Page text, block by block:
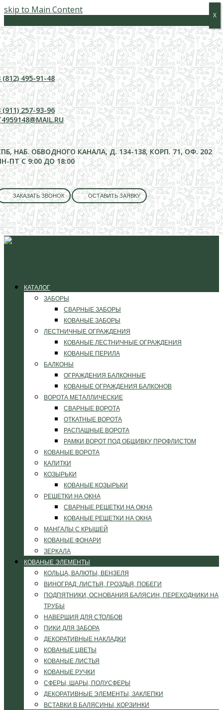
skip to Main Content
(812) 495-91-48
(911) 257-93-96
НАБ. ОБВОДНОГО КАНАЛА, Д. 134-138, КОРП. 71, ОФ. 202
ПТ С 9:00 ДО 18:00
ЗАКАЗАТЬ ЗВОНОК ОСТАВИТЬ ЗАЯВКУ
КАТАЛОГ
ЗАБОРЫ
СВАРНЫЕ ЗАБОРЫ
КОВАНЫЕ ЗАБОРЫ
ЛЕСТНИЧНЫЕ ОГРАЖДЕНИЯ
КОВАНЫЕ ЛЕСТНИЧНЫЕ ОГРАЖДЕНИЯ
КОВАНЫЕ ПЕРИЛА
БАЛКОНЫ
ОГРАЖДЕНИЯ БАЛКОННЫЕ
КОВАНЫЕ ОГРАЖДЕНИЯ БАЛКОНОВ
ВОРОТА МЕТАЛЛИЧЕСКИЕ
СВАРНЫЕ ВОРОТА
ОТКАТНЫЕ ВОРОТА
РАСПАШНЫЕ ВОРОТА
РАМКИ ВОРОТ ПОД ОБШИВКУ ПРОФЛИСТОМ
КОВАНЫЕ ВОРОТА
КАЛИТКИ
КОЗЫРЬКИ
КОВАНЫЕ КОЗЫРЬКИ
РЕШЕТКИ НА ОКНА
СВАРНЫЕ РЕШЕТКИ НА ОКНА
КОВАНЫЕ РЕШЕТКИ НА ОКНА
МАНГАЛЫ С КРЫШЕЙ
КОВАНЫЕ ФОНАРИ
ЗЕРКАЛА
КОВАНЫЕ ЭЛЕМЕНТЫ
КОЛЬЦА, ВАЛЮТЫ, ВЕНЗЕЛЯ
ВИНОГРАД: ЛИСТЬЯ, ГРОЗДЬЯ, ПОБЕГИ
ПОДПЯТНИКИ, ОСНОВАНИЯ БАЛЯСИН, ПЕРЕХОДНИКИ НА
ТРУБЫ
НАВЕРШИЯ ДЛЯ СТОЛБОВ
ПИКИ ДЛЯ ЗАБОРА
ДЕКОРАТИВНЫЕ НАКЛАДКИ
КОВАНЫЕ ЦВЕТЫ
КОВАНЫЕ ЛИСТЬЯ
КОВАНЫЕ РУЧКИ
СФЕРЫ, ШАРЫ, ПОЛУСФЕРЫ
ДЕКОРАТИВНЫЕ ЭЛЕМЕНТЫ, ЗАКЛЕПКИ
ВСТАВКИ В БАЛЯСИНЫ, КОРЗИНКИ
Х
Х